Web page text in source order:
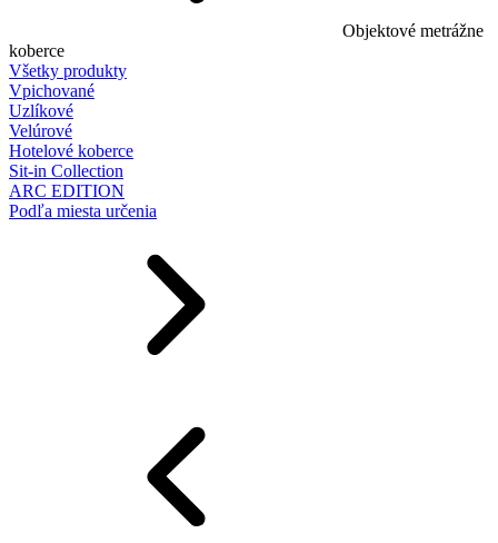
Objektové metrážne
koberce
Všetky produkty
Vpichované
Uzlíkové
Velúrové
Hotelové koberce
Sit-in Collection
ARC EDITION
Podľa miesta určenia